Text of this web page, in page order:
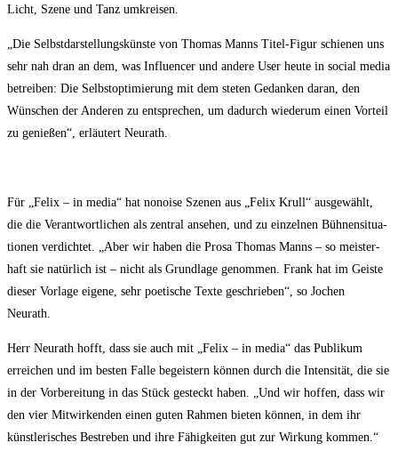
Licht, Sze­ne und Tanz umkreisen.
„Die Selbst­dar­stel­lungs­küns­te von Tho­mas Manns Titel-Figur schie­nen uns
sehr nah dran an dem, was Influen­cer und ande­re User heu­te in social media
betrei­ben: Die Selbst­op­ti­mie­rung mit dem ste­ten Gedan­ken dar­an, den
Wün­schen der Ande­ren zu ent­spre­chen, um dadurch wie­der­um einen Vor­teil
zu genie­ßen“, erläu­tert Neurath.
Für „Felix – in media“ hat nonoi­se Sze­nen aus „Felix Krull“ aus­ge­wählt,
die die Ver­ant­wort­li­chen als zen­tral anse­hen, und zu ein­zel­nen Büh­nen­si­tua­
tio­nen ver­dich­tet. „Aber wir haben die Pro­sa Tho­mas Manns – so meis­ter­
haft sie natür­lich ist – nicht als Grund­la­ge genom­men. Frank hat im Geis­te
die­ser Vor­la­ge eige­ne, sehr poe­ti­sche Tex­te geschrie­ben“, so Jochen
Neurath.
Herr Neu­r­a­th hofft, dass sie auch mit „Felix – in media“ das Publi­kum
errei­chen und im bes­ten Fal­le begeis­tern kön­nen durch die Inten­si­tät, die sie
in der Vor­be­rei­tung in das Stück gesteckt haben. „Und wir hof­fen, dass wir
den vier Mit­wir­ken­den einen guten Rah­men bie­ten kön­nen, in dem ihr
künst­le­ri­sches Bestre­ben und ihre Fähig­kei­ten gut zur Wir­kung kommen.“